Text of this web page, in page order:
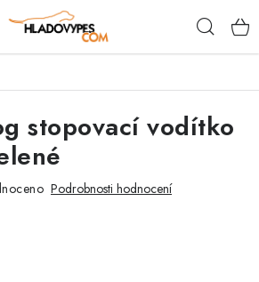
stopovací vodítko
Podrobnosti hodnocení